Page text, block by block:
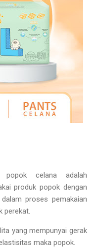
popok celana adalah
produk popok dengan
proses pemakaian
perekat.
yang mempunyai gerak
maka popok.